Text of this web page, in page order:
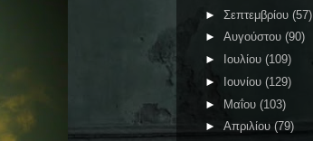
► Σεπτεμβρίου (57)
► Αυγούστου (90)
►
Ιουλίου (109)
►
Ιουνίου (129)
► Μαΐου (103)
► Απριλίου (79)